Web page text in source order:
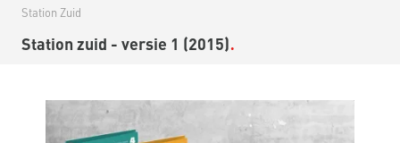
Station Zuid
Station zuid - versie 1 (2015)